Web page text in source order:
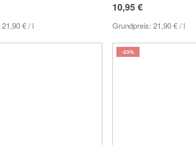
21,90 €/ l
10,95 €
Grundpreis: 21,90 €/ l
-23%